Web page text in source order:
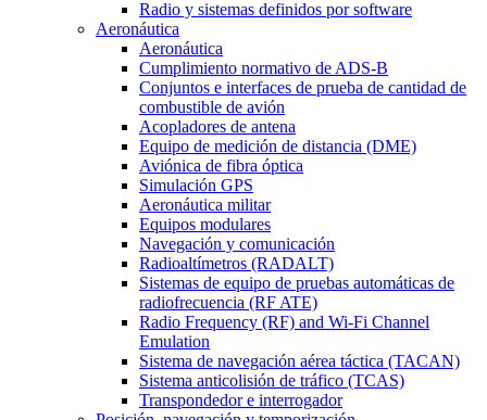
Radio y sistemas definidos por software
Aeronáutica
Aeronáutica
Cumplimiento normativo de ADS-B
Conjuntos e interfaces de prueba de cantidad de
combustible de avión
Acopladores de antena
Equipo de medición de distancia (DME)
Aviónica de fibra óptica
Simulación GPS
Aeronáutica militar
Equipos modulares
Navegación y comunicación
Radioaltímetros (RADALT)
Sistemas de equipo de pruebas automáticas de
radiofrecuencia (RF ATE)
Radio Frequency (RF) and Wi-Fi Channel
Emulation
Sistema de navegación aérea táctica (TACAN)
Sistema anticolisión de tráfico (TCAS)
Transpondedor e interrogador